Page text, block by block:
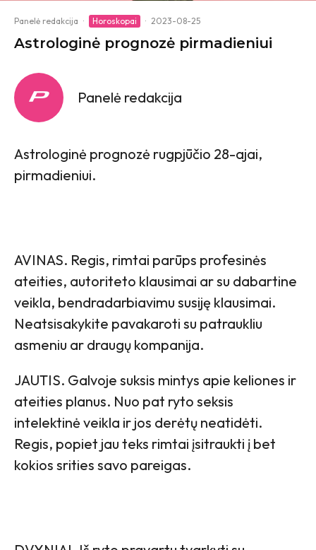
Panelė redakcija · Horoskopai · 2023-08-25
Astrologinė prognozė pirmadieniui
Panelė redakcija
Astrologinė prognozė rugpjūčio 28-ajai,
pirmadieniui.
AVINAS. Regis, rimtai parūps profesinės
ateities, autoriteto klausimai ar su dabartine
veikla, bendradarbiavimu susiję klausimai.
Neatsisakykite pavakaroti su patraukliu
asmeniu ar draugų kompanija.
JAUTIS. Galvoje suksis mintys apie keliones ir
ateities planus. Nuo pat ryto seksis
intelektinė veikla ir jos derėtų neatidėti.
Regis, popiet jau teks rimtai įsitraukti į bet
kokios srities savo pareigas.